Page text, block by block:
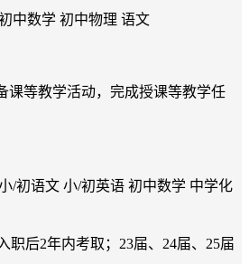
中数学 初中物理 语文
课等教学活动，完成授课等教学任
/初语文 小/初英语 初中数学 中学化
职后2年内考取；23届、24届、25届